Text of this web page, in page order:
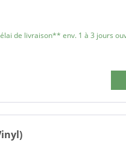
de livraison** env. 1 à 3 jours